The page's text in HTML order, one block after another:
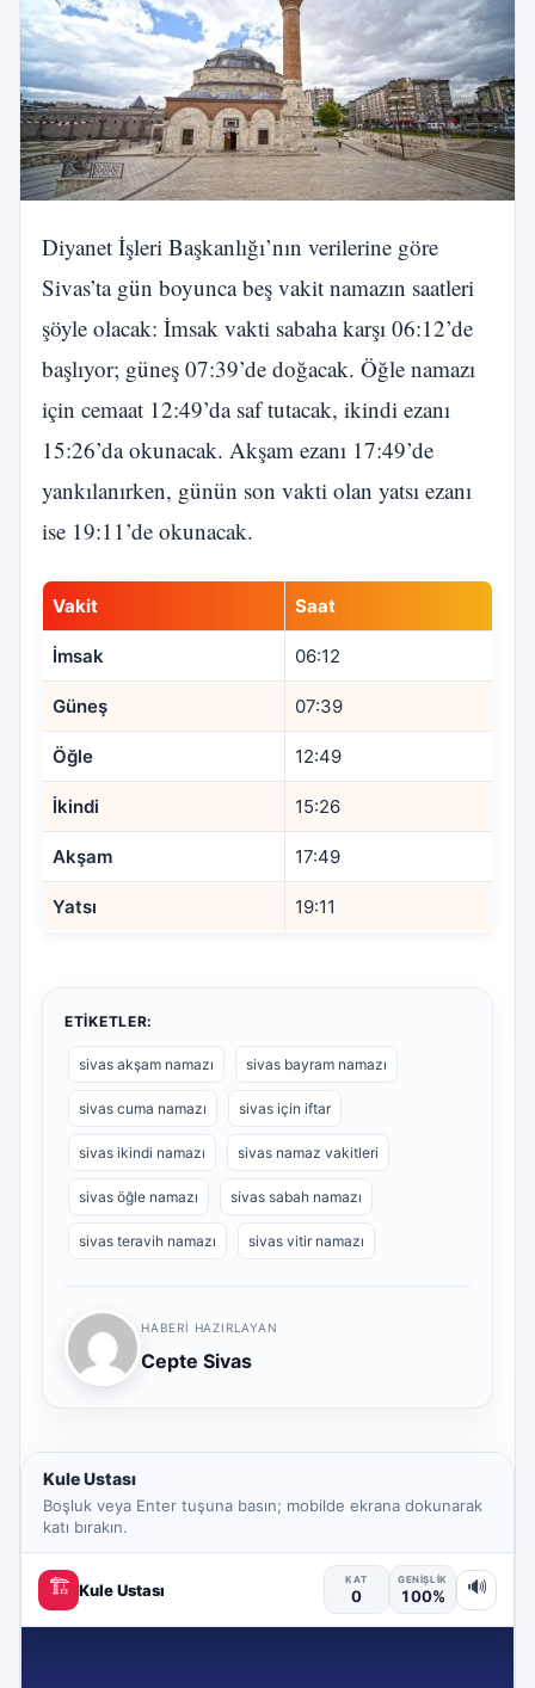
Diyanet İşleri Başkanlığı’nın verilerine göre
Sivas’ta gün boyunca beş vakit namazın saatleri
şöyle olacak: İmsak vakti sabaha karşı 06:12’de
başlıyor; güneş 07:39’de doğacak. Öğle namazı
için cemaat 12:49’da saf tutacak, ikindi ezanı
15:26’da okunacak. Akşam ezanı 17:49’de
yankılanırken, günün son vakti olan yatsı ezanı
ise 19:11’de okunacak.
Vakit Saat
İmsak 06:12
Güneş 07:39
Öğle 12:49
İkindi 15:26
Akşam 17:49
Yatsı 19:11
ETIKETLER:
sivas akşam namazı sivas bayram namazı
sivas cuma namazı sivas için iftar
sivas ikindi namazı sivas namaz vakitleri
sivas öğle namazı sivas sabah namazı
sivas teravih namazı sivas vitir namazı
HABERI HAZIRLAYAN
Cepte Sivas
Kule Ustası
Boşluk veya Enter tuşuna basın; mobilde ekrana dokunarak
katı bırakın.